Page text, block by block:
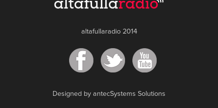
altafullaradio 2014
Designed by antecSystems Solutions